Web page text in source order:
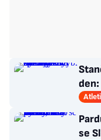
nám
se